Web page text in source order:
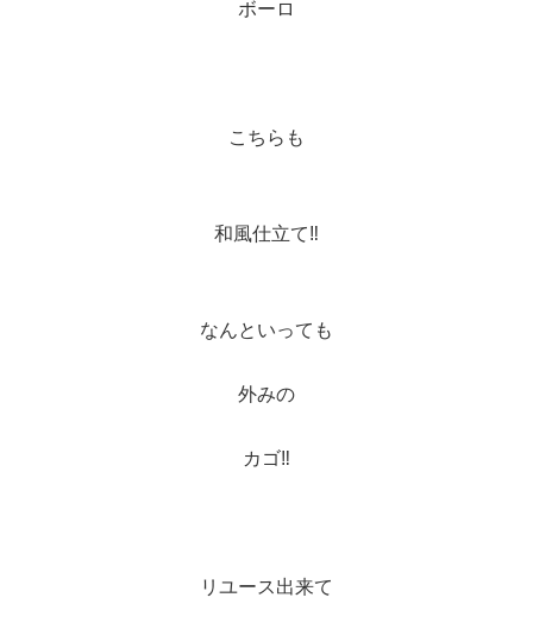
ボーロ
こちらも
和風仕立て‼️
なんといっても
外みの
カゴ‼️
リユース出来て